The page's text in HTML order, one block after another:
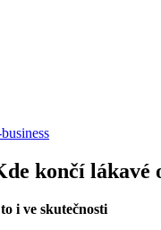
končí lákavé
i ve skutečnosti